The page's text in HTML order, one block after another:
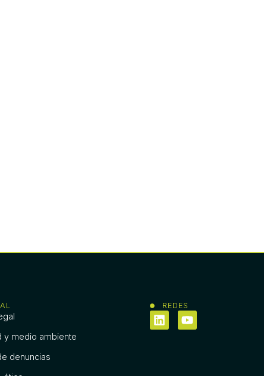
y medio ambiente
denuncias
REDES